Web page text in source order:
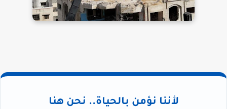
لأننا نؤمن بالحياة.. نحن هنا